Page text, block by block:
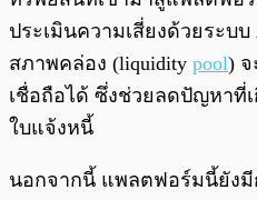
ประเมินความเสี่ยงด้วยระบ
สภาพคล่อง (liquidity pool)
เชื่อถือได้ ซึ่งช่วยลดปัญหาที่
ใบแจ้งหนี้
นอกจากนี้ แพลตฟอร์มนี้ยังมี